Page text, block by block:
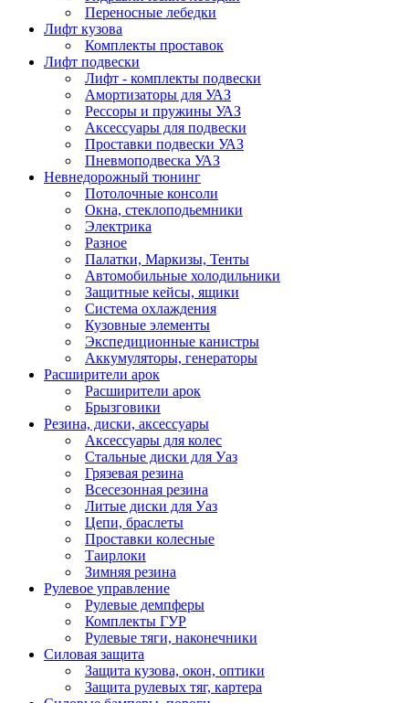
Переносные лебедки
Лифт кузова
Комплекты проставок
Лифт подвески
Лифт - комплекты подвески
Амортизаторы для УАЗ
Рессоры и пружины УАЗ
Аксессуары для подвески
Проставки подвески УАЗ
Пневмоподвеска УАЗ
Невнедорожный тюнинг
Потолочные консоли
Окна, стеклоподьемники
Электрика
Разное
Палатки, Маркизы, Тенты
Автомобильные холодильники
Защитные кейсы, ящики
Система охлаждения
Кузовные элементы
Экспедиционные канистры
Аккумуляторы, генераторы
Расширители арок
Расширители арок
Брызговики
Резина, диски, аксессуары
Аксессуары для колес
Стальные диски для Уаз
Грязевая резина
Всесезонная резина
Литые диски для Уаз
Цепи, браслеты
Проставки колесные
Таирлоки
Зимняя резина
Рулевое управление
Рулевые демпферы
Комплекты ГУР
Рулевые тяги, наконечники
Силовая защита
Защита кузова, окон, оптики
Защита рулевых тяг, картера